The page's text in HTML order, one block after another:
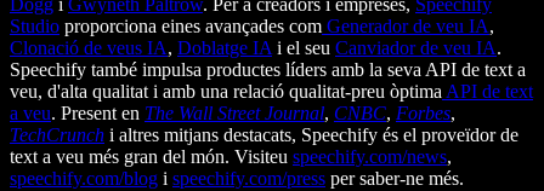
Dogg i Gwyneth Paltrow. Per a creadors i empreses, Speechify
Studio proporciona eines avançades com Generador de veu IA,
Clonació de veus IA, Doblatge IA i el seu Canviador de veu IA.
Speechify també impulsa productes líders amb la seva API de text a
veu, d'alta qualitat i amb una relació qualitat-preu òptima API de text
a veu. Present en The Wall Street Journal, CNBC, Forbes,
TechCrunch i altres mitjans destacats, Speechify és el proveïdor de
text a veu més gran del món. Visiteu speechify.com/news,
speechify.com/blog i speechify.com/press per saber-ne més.